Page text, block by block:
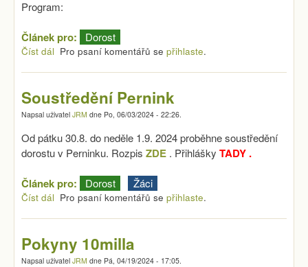
Program:
Článek pro: Dorost
Číst dál Soustředění TSM/SCM Úštěk
Pro psaní komentářů se přihlaste.
Soustředění Pernink
Napsal uživatel JRM dne Po, 06/03/2024 - 22:26.
Od pátku 30.8. do neděle 1.9. 2024 proběhne soustředění
dorostu v Perninku. Rozpis ZDE . Přihlášky TADY .
Článek pro: Dorost Žáci
Číst dál Soustředění Pernink
Pro psaní komentářů se přihlaste.
Pokyny 10milla
Napsal uživatel JRM dne Pá, 04/19/2024 - 17:05.